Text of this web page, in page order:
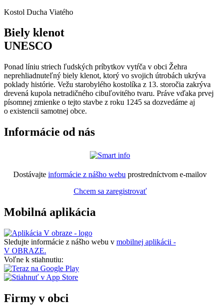
Kostol Ducha Viatého
Biely klenot
UNESCO
Ponad líniu striech ľudských príbytkov vytŕča v obci Žehra
neprehliadnuteľný biely klenot, ktorý vo svojich útrobách ukrýva
poklady histórie. Vežu starobylého kostolíka z 13. storočia zakrýva
drevená kupola netradičného cibuľovitého tvaru. Práve vďaka prvej
písomnej zmienke o tejto stavbe z roku 1245 sa dozvedáme aj
o existencii samotnej obce.
Informácie od nás
Dostávajte informácie z nášho webu prostredníctvom e-mailov
Chcem sa zaregistrovať
Mobilná aplikácia
Sledujte informácie z nášho webu v mobilnej aplikácii -
V OBRAZE.
Voľne k stiahnutiu:
Firmy v obci